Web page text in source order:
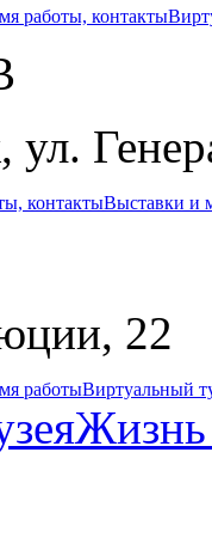
работы, контакты
ул.
контактыВыставки и
22
работыВиртуальный
Жизнь